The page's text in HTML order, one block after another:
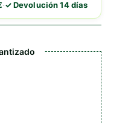
·✓ Devolución 14 días